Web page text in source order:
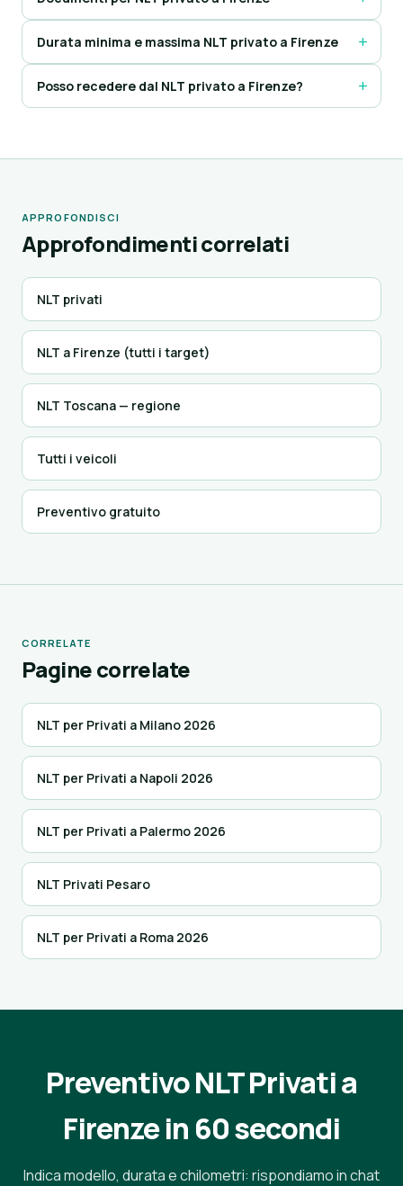
Durata minima e massima NLT privato a Firenze
Posso recedere dal NLT privato a Firenze?
APPROFONDISCI
Approfondimenti correlati
NLT privati
NLT a Firenze (tutti i target)
NLT Toscana — regione
Tutti i veicoli
Preventivo gratuito
CORRELATE
Pagine correlate
NLT per Privati a Milano 2026
NLT per Privati a Napoli 2026
NLT per Privati a Palermo 2026
NLT Privati Pesaro
NLT per Privati a Roma 2026
Preventivo NLT Privati a
Firenze in 60 secondi
Indica modello, durata e chilometri: rispondiamo in chat